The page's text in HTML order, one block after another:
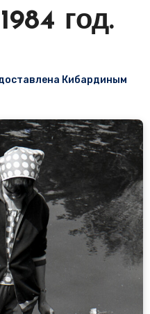
год.
Кибардиным